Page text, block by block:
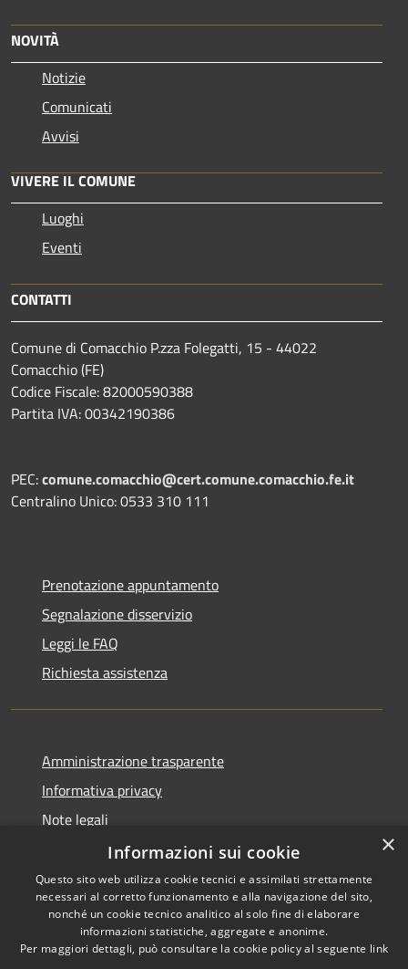
NOVITÀ
Notizie
Comunicati
Avvisi
VIVERE IL COMUNE
Luoghi
Eventi
CONTATTI
Comune di Comacchio P.zza Folegatti, 15 - 44022
Comacchio (FE)
Codice Fiscale: 82000590388
Partita IVA: 00342190386
PEC:comune.comacchio@cert.comune.comacchio.fe.it
Centralino Unico: 0533 310 111
Prenotazione appuntamento
Segnalazione disservizio
Leggi le FAQ
Richiesta assistenza
Amministrazione trasparente
Informativa privacy
Note legali
Dichiarazione di accessibilità
RSS
Accessibilità
Copyright © 2026 • Città di
Comacchio • Powered by
×
Informazioni sui cookie
Questo sito web utilizza cookie tecnici e assimilati strettamente
necessari al corretto funzionamento e alla navigazione del sito,
nonché un cookie tecnico analitico al solo fine di elaborare
informazioni statistiche, aggregate e anonime.
Per maggiori dettagli, può consultare la cookie policy al seguente link